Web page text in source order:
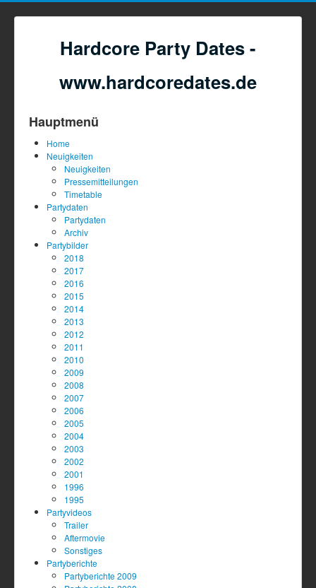
Hardcore Party Dates -
www.hardcoredates.de
Hauptmenü
Home
Neuigkeiten
Neuigkeiten
Pressemitteilungen
Timetable
Partydaten
Partydaten
Archiv
Partybilder
2018
2017
2016
2015
2014
2013
2012
2011
2010
2009
2008
2007
2006
2005
2004
2003
2002
2001
1996
1995
Partyvideos
Trailer
Aftermovie
Sonstiges
Partyberichte
Partyberichte 2009